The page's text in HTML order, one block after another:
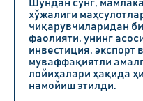
Шундан сўнг,
хўжалиги
чиқарувчиларидан
фаолияти, унинг
инвестиция, экспорт
муваффақиятли
лойиҳалари ҳақида
намойиш этилди.